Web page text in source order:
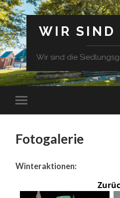
WIR SIND
Wir sind die
Fotogalerie
Winteraktionen: